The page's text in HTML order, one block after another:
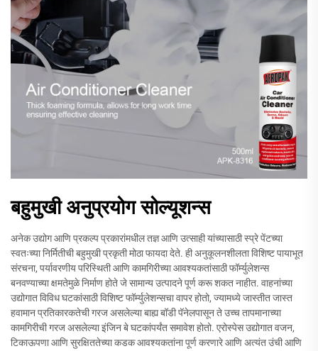
बहुमुखी अनुप्रयोग सोल्यूशन्स
अनेक उद्योग आणि प्रकल्प प्रकारांमधील तज्ञ आणि उत्साही यांच्यासाठी स्प्रे पेंटच्या
स्वतःच्या निर्मितीची बहुमुखी प्रकृती मोठा फायदा देते. ही अनुकूलनशीलता विशिष्ट पायाभूत
संरचना, पर्यावरणीय परिस्थिती आणि कामगिरीच्या आवश्यकतांसाठी फॉर्म्युलेशन्स
बनवण्याच्या क्षमतेमुळे निर्माण होते जे सामान्य उत्पादने पूर्ण करू शकत नाहीत. वाहनांच्या
उद्योगात विविध घटकांसाठी विशिष्ट फॉर्म्युलेशन्सचा वापर होतो, ज्यामध्ये जास्तीत जास्त
हवामान प्रतिकारकतेची गरज असलेल्या बाह्य बॉडी पॅनेलपासून ते उच्च तापमानाच्या
कामगिरीची गरज असलेल्या इंजिन बे घटकांपर्यंत समावेश होतो. एरोस्पेस उद्योगात वजन,
टिकाऊपणा आणि सुरक्षिततेच्या कडक आवश्यकतांना पूर्ण करणारे आणि अत्यंत उंची आणि